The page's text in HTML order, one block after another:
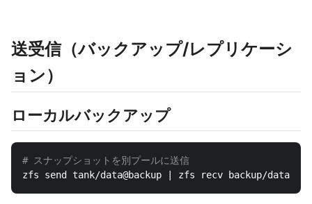
送受信（バックアップ/レプリケーシ
ョン）
ローカルバックアップ
# スナップショットを別プールに送信